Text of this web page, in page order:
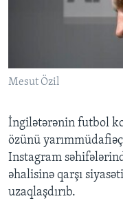
Mesut Özil
İngilətərənin futbol
özünü
Instagram
əhalisinə qarşı
uzaqlaşdırıb.